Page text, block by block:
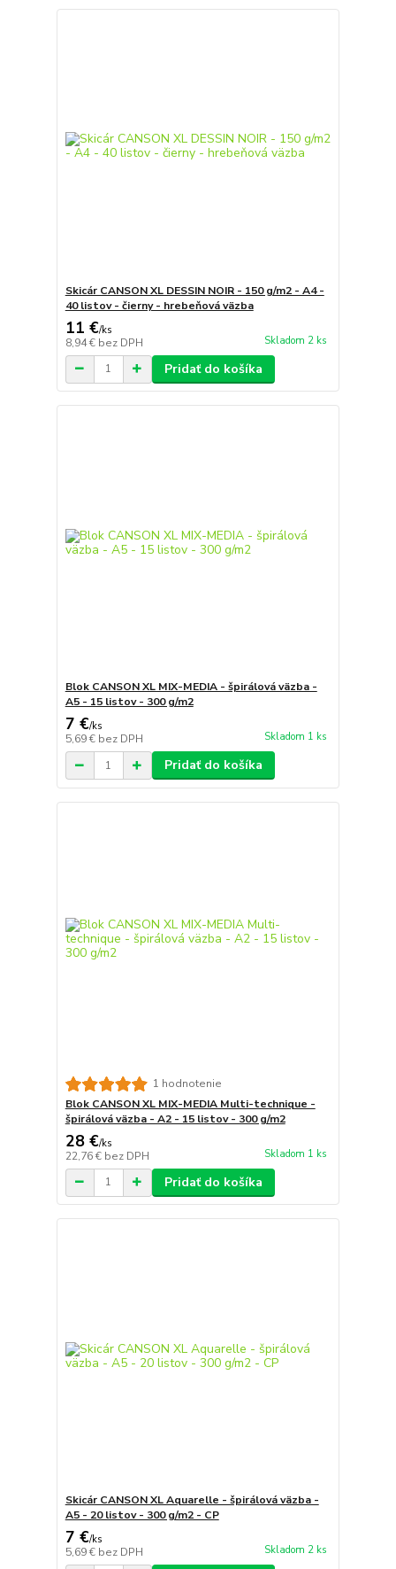
Skicár CANSON XL DESSIN NOIR - 150 g/m2 - A4 -
40 listov - čierny - hrebeňová väzba
11 €/ks
8,94 € bez DPH Skladom 2 ks
Pridať do košíka
Blok CANSON XL MIX-MEDIA - špirálová väzba -
A5 - 15 listov - 300 g/m2
7 €/ks
5,69 € bez DPH Skladom 1 ks
Pridať do košíka
1 hodnotenie
Blok CANSON XL MIX-MEDIA Multi-technique -
špirálová väzba - A2 - 15 listov - 300 g/m2
28 €/ks
22,76 € bez DPH Skladom 1 ks
Pridať do košíka
Skicár CANSON XL Aquarelle - špirálová väzba -
A5 - 20 listov - 300 g/m2 - CP
7 €/ks
5,69 € bez DPH Skladom 2 ks